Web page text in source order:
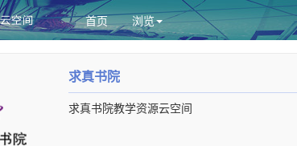
首页 浏览
求真书院
求真书院教学资源云空间